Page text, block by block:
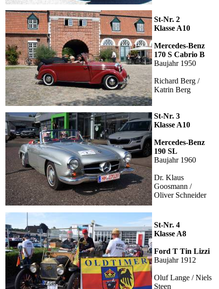
St-Nr. 2
Klasse A10
Mercedes-Benz
170 S Cabrio B
Baujahr 1950
Richard Berg /
Katrin Berg
St-Nr. 3
Klasse A10
Mercedes-Benz
190 SL
Baujahr 1960
Dr. Klaus
Goosmann /
Oliver Schneider
St-Nr. 4
Klasse A8
Ford T Tin Lizzi
Baujahr 1912
Oluf Lange / Niels
Steen